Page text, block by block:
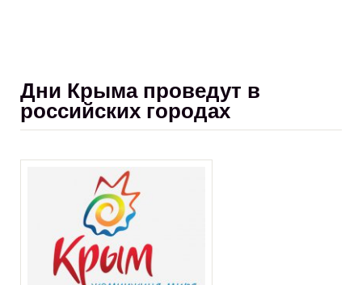
Дни Крыма проведут в
российских городах